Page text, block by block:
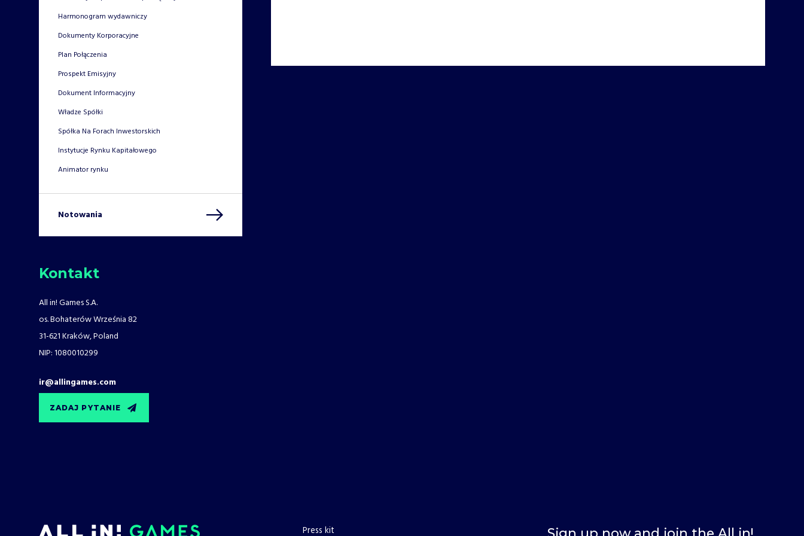
Harmonogram wydawniczy
Dokumenty Korporacyjne
Plan Połączenia
Prospekt Emisyjny
Dokument Informacyjny
Władze Spółki
Spółka Na Forach Inwestorskich
Instytucje Rynku Kapitałowego
Animator rynku
Notowania
Kontakt
All in! Games S.A.
os. Bohaterów Września 82
31-621 Kraków, Poland
NIP: 1080010299
ir@allingames.com
ZADAJ PYTANIE
Sign up now and join the All in!
Press kit